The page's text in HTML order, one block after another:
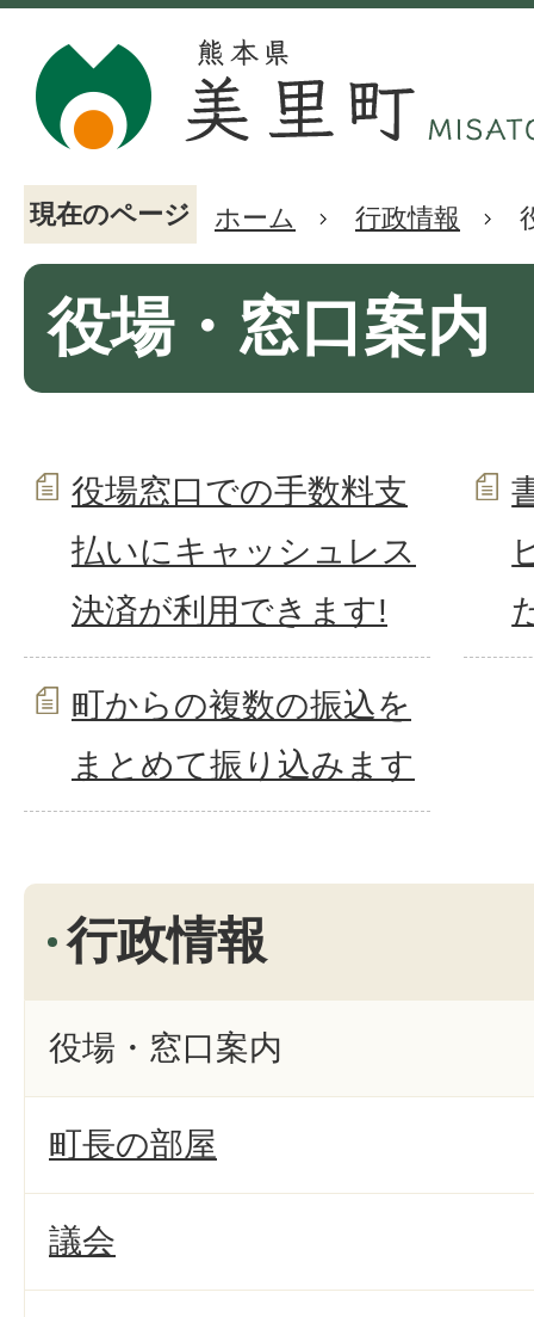
現在のページ ホーム 行政情報
役場・窓口案内
役場窓口での手数料支
払いにキャッシュレス
決済が利用できます!
町からの複数の振込を
まとめて振り込みます
行政情報
役場・窓口案内
町長の部屋
議会